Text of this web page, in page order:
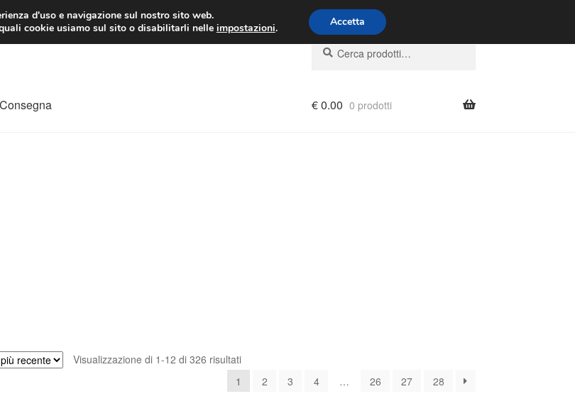
Lun-Ven 9:00 - 16:00 800 580 290
Cerca:
Cerca
Consegna €0.00 0 prodotti
Visualizzazione di 1-12 di 326 risultatiOrdina
in
base
1 2 3 4 … 26 27 28
d'uso e navigazione sul nostro sito web.
cookie usiamo sul sito o disabilitarli nelle impostazioni. Accetta